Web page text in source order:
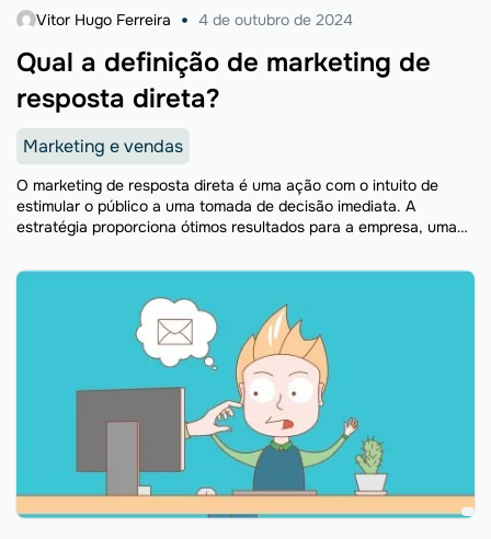
Qual a definição de marketing de
resposta direta?
Vitor Hugo Ferreira 4 de outubro de 2024
Marketing e vendas
O marketing de resposta direta é uma ação com o intuito de
estimular o público a uma tomada de decisão imediata. A
estratégia proporciona ótimos resultados para a empresa, uma